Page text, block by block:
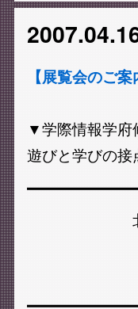
【展覧会のご
▼学際情報学府
遊びと学びの
北九州イ
「遊びイ